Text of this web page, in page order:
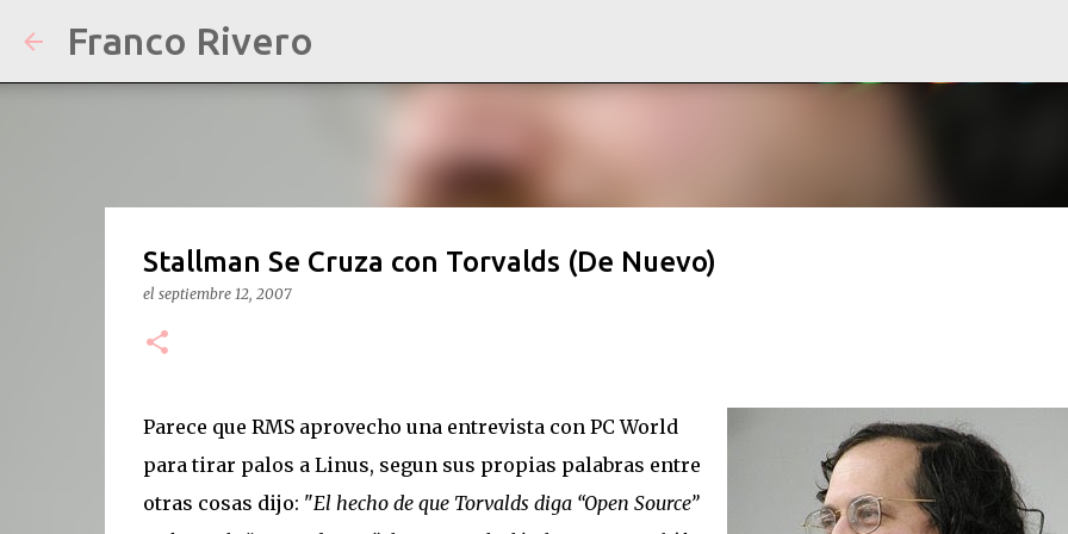
Franco Rivero
Stallman Se Cruza con Torvalds (De Nuevo)
el septiembre 12, 2007
Parece que RMS aprovecho una entrevista con PC World
para tirar palos a Linus, segun sus propias palabras entre
otras cosas dijo: "El hecho de que Torvalds diga “Open Source”